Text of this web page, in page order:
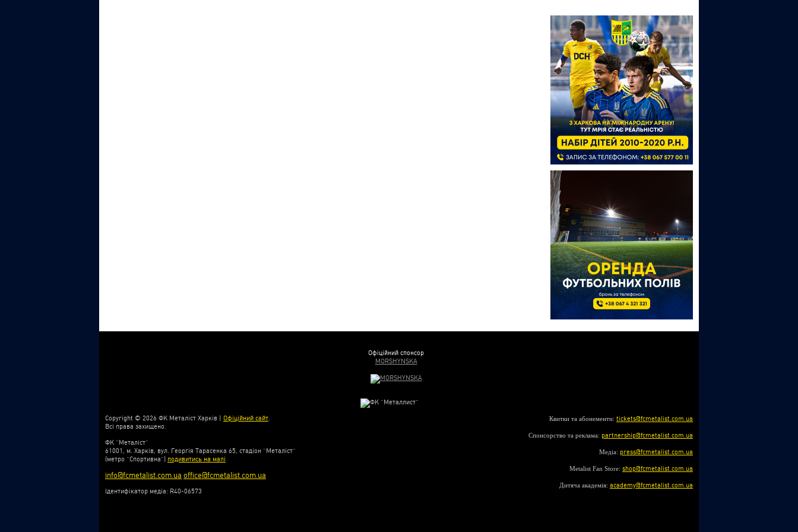
Офіційний спонсор
MORSHYNSKA
Copyright © 2026 ФК Металіст Харків | Офіційний сайт.
Всі права захищено.
ФК “Металіст”
61001, м. Харків, вул. Георгія Тарасенка 65, стадіон “Металіст”
(метро “Спортивна”) подивитись на мапі
info@fcmetalist.com.ua office@fcmetalist.com.ua
Ідентифікатор медіа: R40-06573
Квитки та абонементи: tickets@fcmetalist.com.ua
Спонсорство та реклама: partnership@fcmetalist.com.ua
Медіа: press@fcmetalist.com.ua
Metalist Fan Store: shop@fcmetalist.com.ua
Дитяча академія: academy@fcmetalist.com.ua